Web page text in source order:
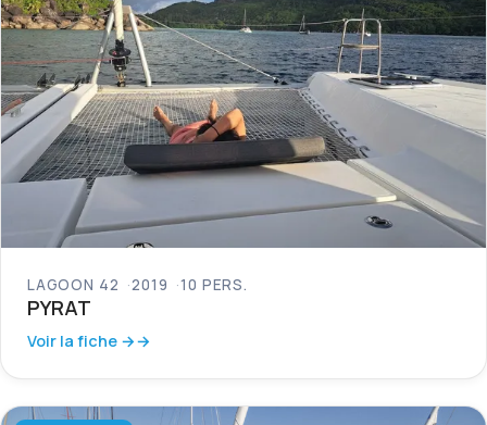
LAGOON 42 2019 10 PERS.
PYRAT
Voir la fiche →